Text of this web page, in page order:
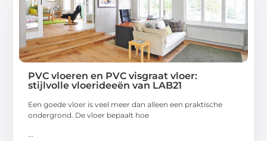
PVC vloeren en PVC visgraat vloer:
stijlvolle vloerideeën van LAB21
Een goede vloer is veel meer dan alleen een praktische
ondergrond. De vloer bepaalt hoe
...